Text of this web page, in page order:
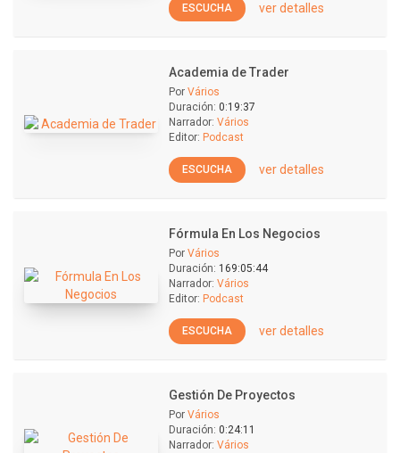
ESCUCHA ver detalles
Academia de Trader
Por Vários
Duración: 0:19:37
Narrador: Vários
Editor: Podcast
ESCUCHA ver detalles
Fórmula En Los Negocios
Por Vários
Duración: 169:05:44
Narrador: Vários
Editor: Podcast
ESCUCHA ver detalles
Gestión De Proyectos
Por Vários
Duración: 0:24:11
Narrador: Vários